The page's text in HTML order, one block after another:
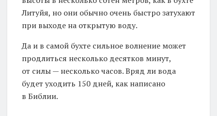
Литуйя, но они обычно очень быстро затухают
при выходе на открытую воду.
Да и в самой бухте сильное волнение может
продлиться несколько десятков минут,
от силы — несколько часов. Вряд ли вода
будет уходить 150 дней, как написано
в Библии.